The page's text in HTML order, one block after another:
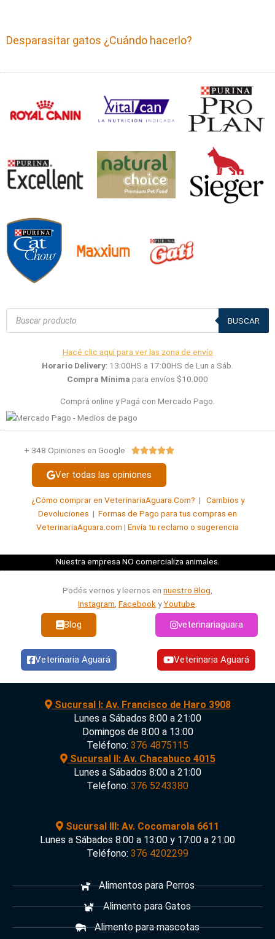
Desparasitar gatos ¿Cuándo hacerlo?
Búsqueda
productos
BUSCAR
Hacé clic aquí para ver las zona de envío
Horario Delivery: 13:00HS a 17:00HS de Lun a Sáb.
Compra Mínima para envíos $10.000
Comprá online y Pagá con Mercado Pago.
+ 348 Opiniones en Google Valorado
5
Ver todas las opiniones
¿Cómo comprar en VeterinariaAguara.Com? | Cambios y
Devoluciones | Formas de Pago para tus compras en
VeterinariaAguara.com | Envía tu reclamo o sugerencia
Nuestra empresa NO comercializa animales.
Podés vernos y leernos en nuestro Blog
Instagram FacebookyYoutube
Blog veterinariaguara
Veterinaria Aguará Veterinaria Aguará
Sucursal I: Av. Francisco de Haro 3908
Lunes a Sábados 8:00 a 21:00
Domingos de 8:00 a 13:00
Teléfono: 376 4875115
Sucursal II: Av. Chacabuco 4015
Lunes a Sábados 8:00 a 21:00
Teléfono: 376 5243380
Sucursal III: Av. Cocomarola 6611
Lunes a Sábados 8:00 a 13:00 y 17:00 a 21:00
Teléfono: 376 4202299
Alimentos para Perros
Alimento para Gatos
Alimento para mascotas